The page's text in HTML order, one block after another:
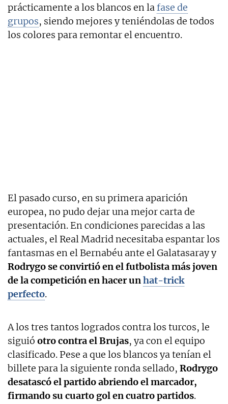
prácticamente a los blancos en lafase de
grupos, siendo mejores y teniéndolas de todos
los colores para remontar el encuentro.
El pasado curso, en su primera aparición
europea, no pudo dejar una mejor carta de
presentación. En condiciones parecidas a las
actuales, el Real Madrid necesitaba espantar los
fantasmas en el Bernabéu ante el Galatasaray y
Rodrygo se convirtió en el futbolista más joven
de la competición en hacer unhat-trick
perfecto.
A los tres tantos logrados contra los turcos, le
siguió otro contra el Brujas, ya con el equipo
clasificado. Pese a que los blancos ya tenían el
billete para la siguiente ronda sellado, Rodrygo
desatascó el partido abriendo el marcador,
firmando su cuarto gol en cuatro partidos.